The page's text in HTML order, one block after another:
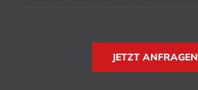
JETZT ANFRAGEN